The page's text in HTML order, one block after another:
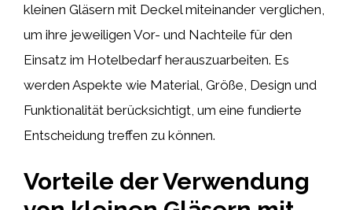
kleinen Gläsern mit Deckel miteinander verglichen,
um ihre jeweiligen Vor- und Nachteile für den
Einsatz im Hotelbedarf herauszuarbeiten. Es
werden Aspekte wie Material, Größe, Design und
Funktionalität berücksichtigt, um eine fundierte
Entscheidung treffen zu können.
Vorteile der Verwendung